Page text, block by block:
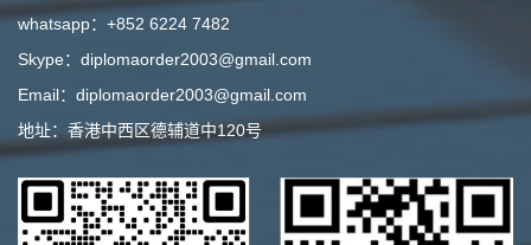
whatsapp：+852 6224 7482
Skype：diplomaorder2003@gmail.com
Email：diplomaorder2003@gmail.com
地址：香港中西区德辅道中120号